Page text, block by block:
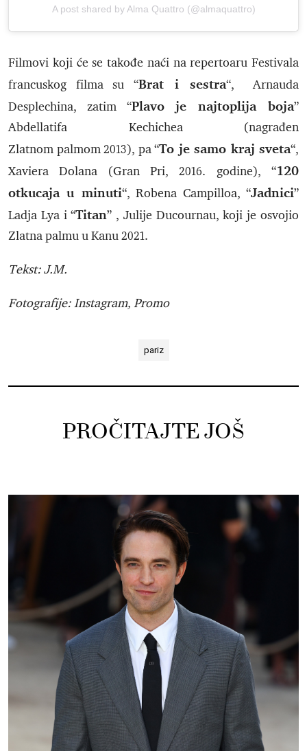
A post shared by Alma Quattro (@almaquattro)
Filmovi koji će se takođe naći na repertoaru Festivala
francuskog filma su “Brat i sestra“, Arnauda
Desplechina, zatim “Plavo je najtoplija boja”
Abdellatifa Kechichea (nagrađen
Zlatnom palmom 2013), pa “To je samo kraj sveta“,
Xaviera Dolana (Gran Pri, 2016. godine), “120
otkucaja u minuti“, Robena Campilloa, “Jadnici”
Ladja Lya i “Titan” , Julije Ducournau, koji je osvojio
Zlatna palmu u Kanu 2021.
Tekst: J.M.
Fotografije: Instagram, Promo
pariz
PROČITAJTE JOŠ